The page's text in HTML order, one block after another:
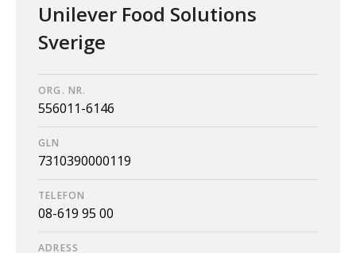
Unilever Food Solutions
Sverige
ORG. NR.
556011-6146
GLN
7310390000119
TELEFON
08-619 95 00
ADRESS